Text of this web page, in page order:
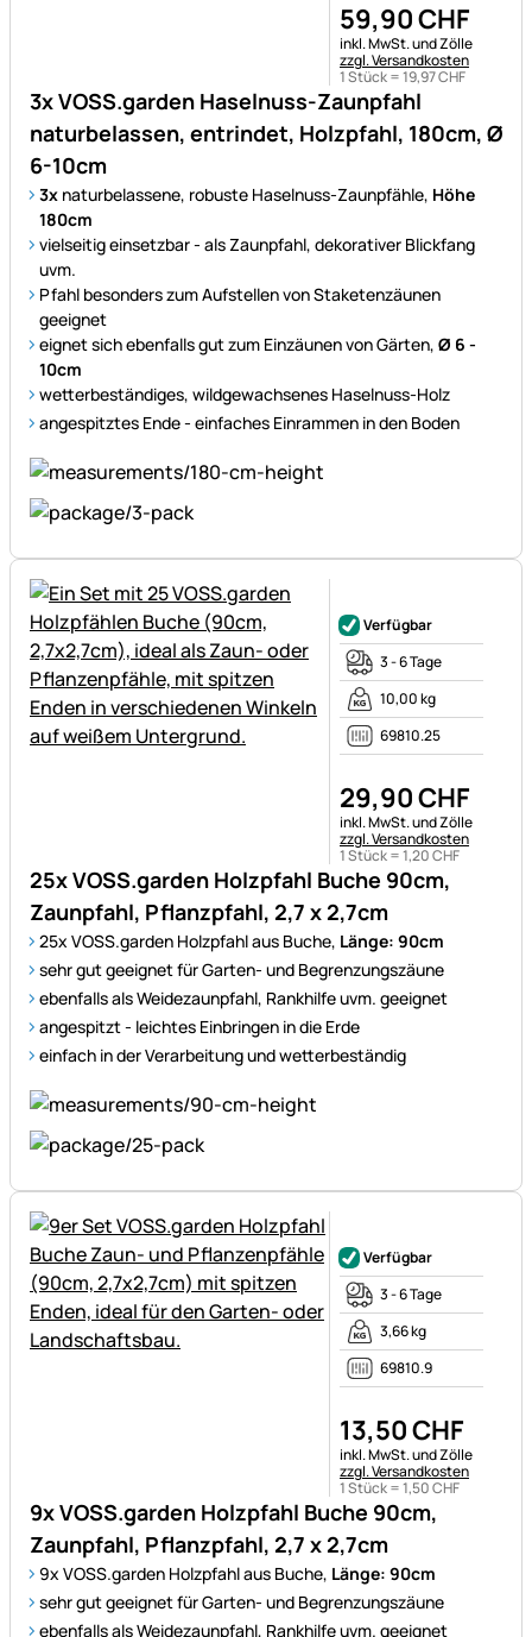
3x VOSS.garden Haselnuss-Zaunpfahl
naturbelassen, entrindet, Holzpfahl, 180cm, Ø
6-10cm
3x naturbelassene, robuste Haselnuss-Zaunpfähle, Höhe
180cm
vielseitig einsetzbar - als Zaunpfahl, dekorativer Blickfang
uvm.
Pfahl besonders zum Aufstellen von Staketenzäunen
geeignet
eignet sich ebenfalls gut zum Einzäunen von Gärten, Ø 6 -
10cm
wetterbeständiges, wildgewachsenes Haselnuss-Holz
angespitztes Ende - einfaches Einrammen in den Boden
59,90CHF
Steuerhinweis:
inkl. MwSt. und Zölle
zzgl. Versandkosten
1 Stück =19,97CHF
25x VOSS.garden Holzpfahl Buche 90cm,
Zaunpfahl, Pflanzpfahl, 2,7 x 2,7cm
25x VOSS.garden Holzpfahl aus Buche, Länge: 90cm
sehr gut geeignet für Garten- und Begrenzungszäune
ebenfalls als Weidezaunpfahl, Rankhilfe uvm. geeignet
angespitzt - leichtes Einbringen in die Erde
einfach in der Verarbeitung und wetterbeständig
Verfügbar
3 - 6 Tage
10,00 kg
69810.25
29,90CHF
Steuerhinweis:
inkl. MwSt. und Zölle
zzgl. Versandkosten
1 Stück =1,20CHF
9x VOSS.garden Holzpfahl Buche 90cm,
Zaunpfahl, Pflanzpfahl, 2,7 x 2,7cm
9x VOSS.garden Holzpfahl aus Buche, Länge: 90cm
sehr gut geeignet für Garten- und Begrenzungszäune
ebenfalls als Weidezaunpfahl, Rankhilfe uvm. geeignet
Verfügbar
3 - 6 Tage
3,66 kg
69810.9
13,50CHF
Steuerhinweis:
inkl. MwSt. und Zölle
zzgl. Versandkosten
1 Stück =1,50CHF